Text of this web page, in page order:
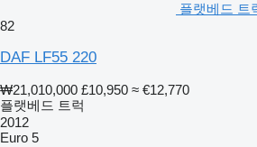
플랫베드 트
82
DAF LF55 220
₩21,010,000 £10,950 ≈ €12,770
플랫베드 트럭
2012
Euro 5